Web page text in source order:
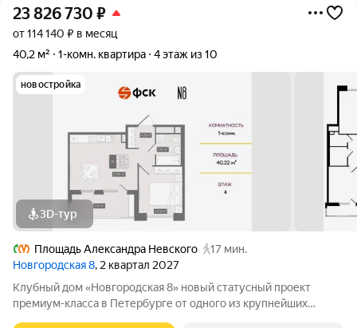
23 826 730 ₽
от 114 140 ₽ в месяц
40,2 м²
1-комн. квартира 4 этаж из 10
новостройка
3D-тур
Площадь Александра Невского
17 мин.
Новгородская 8, 2 квартал 2027
Клубный дом «Новгородская 8» новый статусный проект
премиум-класса в Петербурге от одного из крупнейших